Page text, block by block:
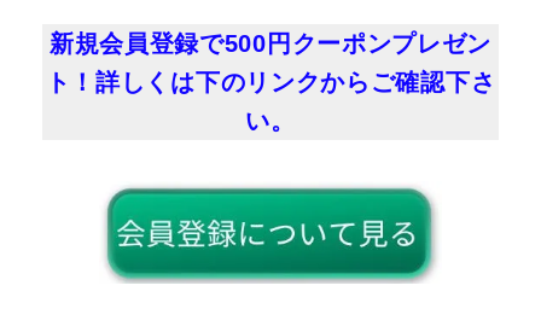
新規会員登録で500円クーポンプレゼン
ト！詳しくは下のリンクからご確認下さ
い。